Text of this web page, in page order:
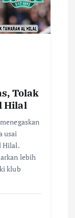
Tolak
Hilal
usai
Hilal.
lebih
klub